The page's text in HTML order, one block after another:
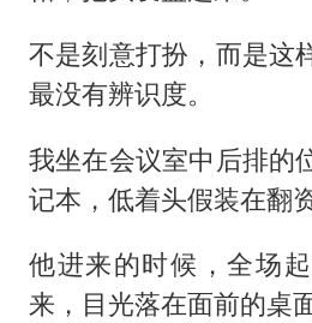
不是刻意打扮，而是这
最没有辨识度。
我坐在会议室中后排的
记本，低着头假装在翻资
他进来的时候，全场
来，目光落在面前的桌面